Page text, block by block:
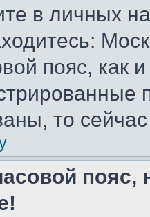
в личных
пояс, как
то
пояс,